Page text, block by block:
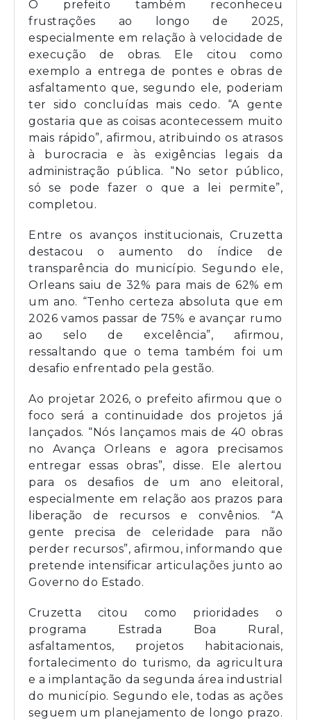
O prefeito também reconheceu
frustrações ao longo de 2025,
especialmente em relação à velocidade de
execução de obras. Ele citou como
exemplo a entrega de pontes e obras de
asfaltamento que, segundo ele, poderiam
ter sido concluídas mais cedo. “A gente
gostaria que as coisas acontecessem muito
mais rápido”, afirmou, atribuindo os atrasos
à burocracia e às exigências legais da
administração pública. “No setor público,
só se pode fazer o que a lei permite”,
completou.
Entre os avanços institucionais, Cruzetta
destacou o aumento do índice de
transparência do município. Segundo ele,
Orleans saiu de 32% para mais de 62% em
um ano. “Tenho certeza absoluta que em
2026 vamos passar de 75% e avançar rumo
ao selo de excelência”, afirmou,
ressaltando que o tema também foi um
desafio enfrentado pela gestão.
Ao projetar 2026, o prefeito afirmou que o
foco será a continuidade dos projetos já
lançados. “Nós lançamos mais de 40 obras
no Avança Orleans e agora precisamos
entregar essas obras”, disse. Ele alertou
para os desafios de um ano eleitoral,
especialmente em relação aos prazos para
liberação de recursos e convênios. “A
gente precisa de celeridade para não
perder recursos”, afirmou, informando que
pretende intensificar articulações junto ao
Governo do Estado.
Cruzetta citou como prioridades o
programa Estrada Boa Rural,
asfaltamentos, projetos habitacionais,
fortalecimento do turismo, da agricultura
e a implantação da segunda área industrial
do município. Segundo ele, todas as ações
seguem um planejamento de longo prazo.